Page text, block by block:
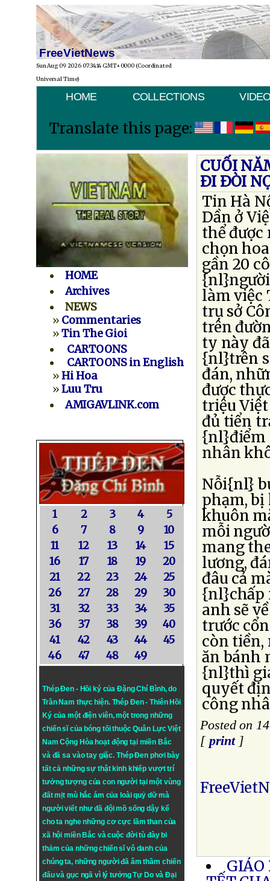
FreeVietNews
Sun Aug 09 2026 07:34:14 GMT+0000 (Coordinated
Universal Time)
HOME COLLECTIONS
Translate this page:
HOME
Archives
NEWS
» Commentaries
»Tin The Gioi
CARTOONS
CARTOONS in English
»Hi Hoa
»Luu Tru
AMIGAVLINK.com
1 2 3 4
5
6
7 8 9
10
11
12 13 14
15
16
17 18 19
20
21
22 23 24
25
26
27 28 29
30
31
32 33 34
35
36
37 38 39
40
41
42 43 44
45
46
47 48 49
Thép Đen - Hồi ký của Đặng Chí Bình, do
Trần Nam thực hiện. Thép Đen- Thiên Hồi
Ký của một điện viên, một trong những
chiến sĩ của bóng tối thuộc Quân Lực Việt
Nam Cộng Hòa hoạt động tại miền Bắc
và đã sa vào tay giặc. Thép Đen phơi bày
tất cả những sự thật kinh khiếp vượt trí
tưởng tượng của con người tại một vùng
đất mịt mù hắc ám của loài quỷ dữ mà
người viết như đã đội mồ sống dậy kể
cho ta nghe những cơ cực lầm than của
xã hội miền Bắc và cuộc đời tù đày bi
thảm của những chiến sĩ vô danh của
chúng ta, những người đã âm thầm chiến
đấu và gục ngã vì lý tưởngTự DovàĐại
CUỐI
ÐI ÐÒI
Tin Hà
Dần ở
thể được
chọn
gần 20
làm việc
trụ sở
trên
ty này
{nl}trên
đán,
được
triệu
đủ tiển
{nl}điểm
nhân
Nỗi{nl}
phạm,
khuôn
mỗi
mang
lương,
đâu cả
{nl}chấp
anh sẽ
trước
còn
ăn bánh
{nl}thì
quyết
công
Posted on
[ print]
GIÁO